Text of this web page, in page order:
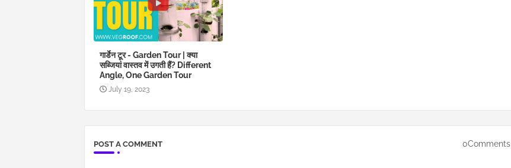
गार्डेन टूर - Garden Tour | क्या
सब्जियां वास्तव में उगती हैं? Different
Angle, One Garden Tour
July 19, 2023
POST A COMMENT 0Comments